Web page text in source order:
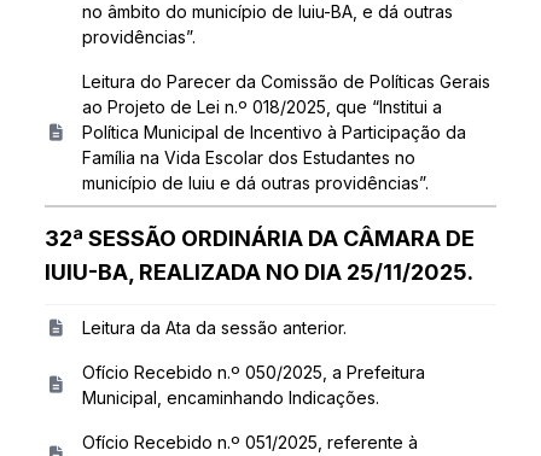
no âmbito do município de Iuiu-BA, e dá outras
providências”.
Leitura do Parecer da Comissão de Políticas Gerais
ao Projeto de Lei n.º 018/2025, que “Institui a
Política Municipal de Incentivo à Participação da
Família na Vida Escolar dos Estudantes no
município de Iuiu e dá outras providências”.
32ª SESSÃO ORDINÁRIA DA CÂMARA DE
IUIU-BA, REALIZADA NO DIA 25/11/2025.
Leitura da Ata da sessão anterior.
Ofício Recebido n.º 050/2025, a Prefeitura
Municipal, encaminhando Indicações.
Ofício Recebido n.º 051/2025, referente à